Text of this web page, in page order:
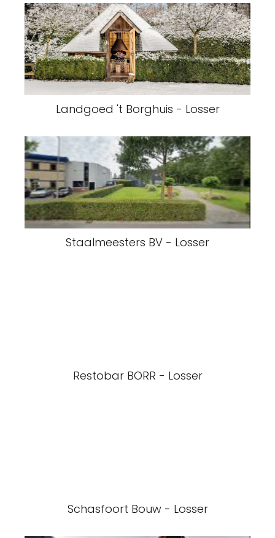
Landgoed 't Borghuis - Losser
Staalmeesters BV - Losser
Restobar BORR - Losser
Schasfoort Bouw - Losser